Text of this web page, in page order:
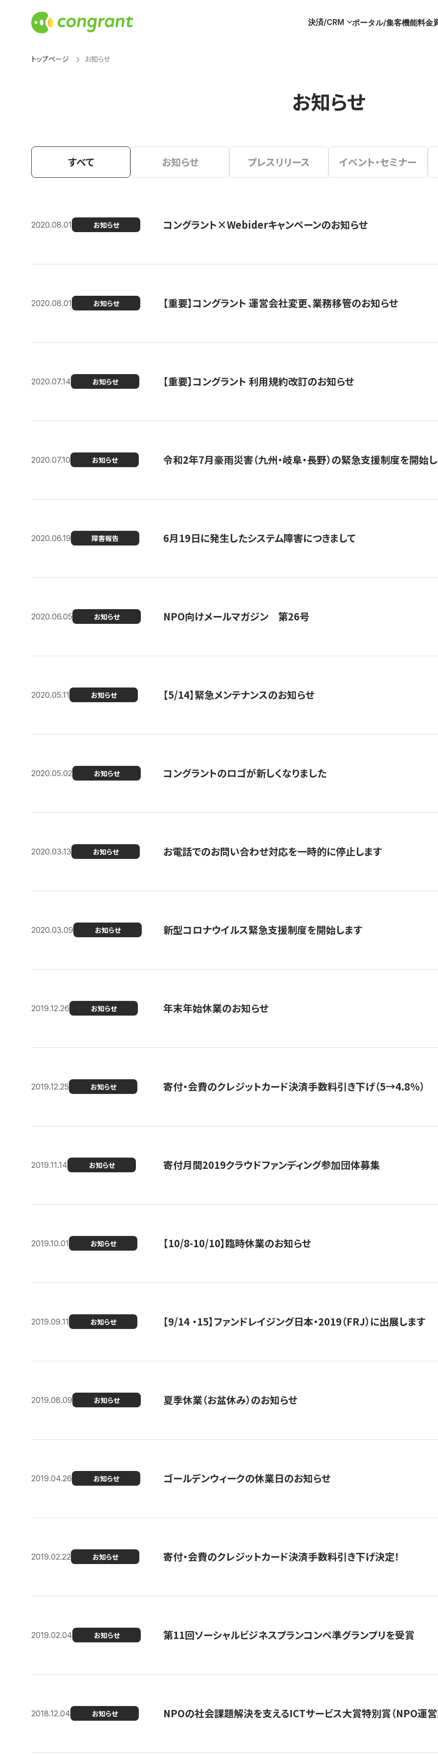
決済/CRM ポータル/集客機能料金
トップページ お知らせ
お知らせ
すべて お知らせ プレスリリース イベント・セミナー
2020.08.01 お知らせ コングラント×Webiderキャンペーンのお知らせ
2020.08.01 お知らせ 【重要】コングラント 運営会社変更、業務移管のお知らせ
2020.07.14 お知らせ 【重要】コングラント 利用規約改訂のお知らせ
2020.07.10 お知らせ 令和2年7月豪雨災害（九州・岐阜・長野）の緊急支援制度を開始
2020.06.19 障害報告 6月19日に発生したシステム障害につきまして
2020.06.05 お知らせ NPO向けメールマガジン 第26号
2020.05.11 お知らせ 【5/14】緊急メンテナンスのお知らせ
2020.05.02 お知らせ コングラントのロゴが新しくなりました
2020.03.13 お知らせ お電話でのお問い合わせ対応を一時的に停止します
2020.03.09 お知らせ 新型コロナウイルス緊急支援制度を開始します
2019.12.26 お知らせ 年末年始休業のお知らせ
2019.12.25 お知らせ 寄付・会費のクレジットカード決済手数料引き下げ（5→4.8%）
2019.11.14 お知らせ 寄付月間2019クラウドファンディング参加団体募集
2019.10.01 お知らせ 【10/8-10/10】臨時休業のお知らせ
2019.09.11 お知らせ 【9/14 ・15】ファンドレイジング日本・2019（FRJ）に出展します
2019.08.09 お知らせ 夏季休業（お盆休み）のお知らせ
2019.04.26 お知らせ ゴールデンウィークの休業日のお知らせ
2019.02.22 お知らせ 寄付・会費のクレジットカード決済手数料引き下げ決定！
2019.02.04 お知らせ 第11回ソーシャルビジネスプランコンペ準グランプリを受賞
2018.12.04 お知らせ NPOの社会課題解決を支えるICTサービス大賞特別賞（NPO運